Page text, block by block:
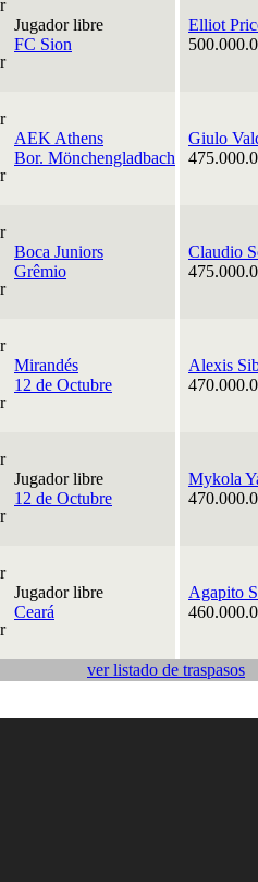
Jugador libre
FC Sion
Elliot
AEK Athens
Bor. Mönchengladbach
Giulo
Boca Juniors
Grêmio
Claudio
Mirandés
12 de Octubre
Alexis
Jugador libre
12 de Octubre
Mykola
Jugador libre
Ceará
Agapito
ver listado de traspasos